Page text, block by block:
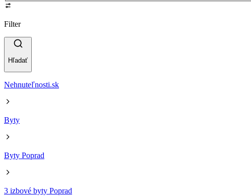
Filter
Hľadať
Nehnuteľnosti.sk
Byty
Byty Poprad
3 izbové byty Poprad